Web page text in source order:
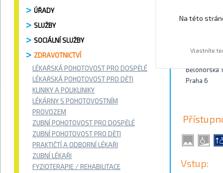
ÚŘADY
SLUŽBY
SOCIÁLNÍ SLUŽBY
ZDRAVOTNICTVÍ
LÉKAŘSKÁ POHOTOVOST PRO DOSPĚLÉ
LÉKAŘSKÁ POHOTOVOST PRO DĚTI
KLINIKY A POLIKLINIKY
LÉKÁRNY S POHOTOVOSTNÍM
PROVOZEM
ZUBNÍ POHOTOVOST PRO DOSPĚLÉ
ZUBNÍ POHOTOVOST PRO DĚTI
PRAKTIČTÍ A ODBORNÍ LÉKAŘI
ZUBNÍ LÉKAŘI
FYZIOTERAPIE / REHABILITACE
Bělohorská
Praha 6
Vstup:
Na této
Vlastníte